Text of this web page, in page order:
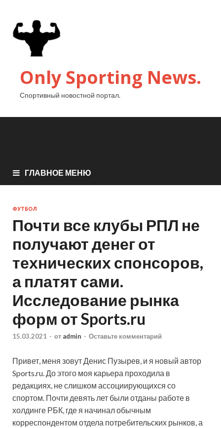
Only Sporting News.
Спортивный новостной портал.
ГЛАВНОЕ МЕНЮ
ФУТБОЛ
Почти все клубы РПЛ не
получают денег от
технических спонсоров,
а платят сами.
Исследование рынка
форм от Sports.ru
15.03.2021 - от admin - Оставьте комментарий
Привет, меня зовут Денис Пузырев, и я новый автор
Sports.ru. До этого моя карьера проходила в
редакциях, не слишком ассоциирующихся со
спортом. Почти девять лет были отданы работе в
холдинге РБК, где я начинал обычным
корреспондентом отдела потребительских рынков, а